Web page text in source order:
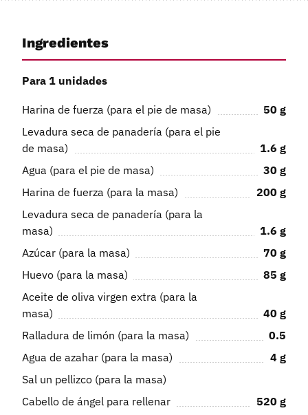
Ingredientes
Para 1 unidades
Harina de fuerza (para el pie de masa) 50 g
Levadura seca de panadería (para el pie
de masa)
1.6 g
Agua (para el pie de masa)
30 g
Harina de fuerza (para la masa)
200 g
Levadura seca de panadería (para la
masa)
1.6 g
Azúcar (para la masa)
70 g
Huevo (para la masa)
85 g
Aceite de oliva virgen extra (para la
masa)
40 g
Ralladura de limón (para la masa)
0.5
Agua de azahar (para la masa)
4 g
Sal un pellizco (para la masa)
Cabello de ángel para rellenar
520 g